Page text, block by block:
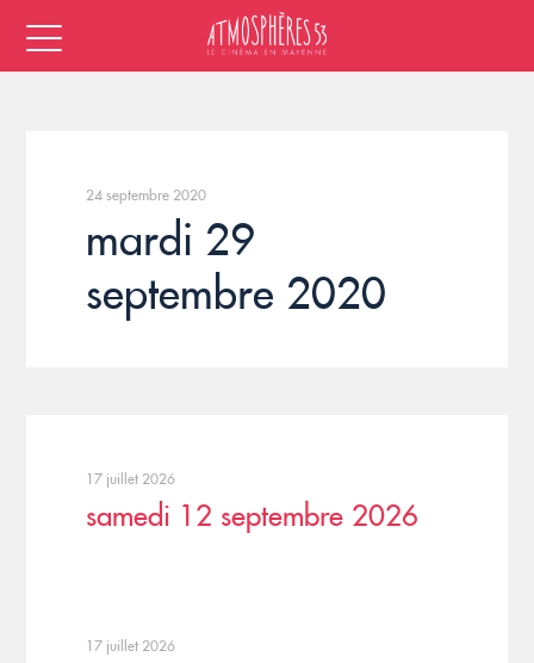
24 septembre 2020
mardi 29
septembre 2020
17 juillet 2026
samedi 12 septembre 2026
17 juillet 2026